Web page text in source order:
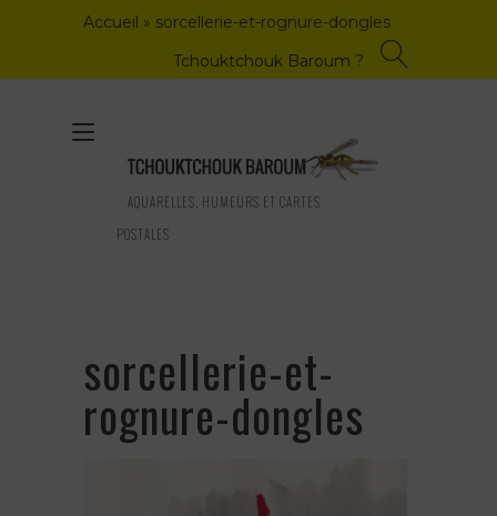
Accueil » sorcellerie-et-rognure-dongles
Tchouktchouk Baroum ?
AQUARELLES, HUMEURS ET CARTES
POSTALES
Toggle
navigation
sorcellerie-et-
rognure-dongles